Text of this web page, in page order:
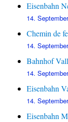
Eisenbahn
14.
Chemin de
14.
Bahnhof
14.
Eisenbahn
14.
Eisenbahn